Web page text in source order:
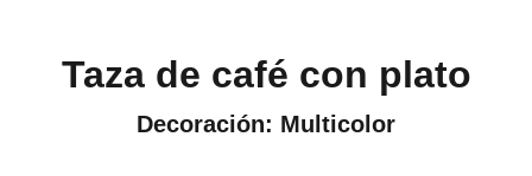
Taza de café con plato
Decoración: Multicolor